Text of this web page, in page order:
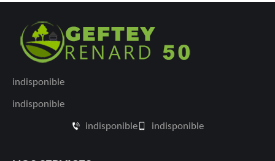
indisponible
indisponible
indisponible indisponible